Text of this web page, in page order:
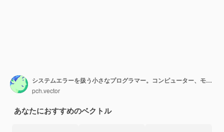
システムエラーを扱う小さなプログラマー。コンピューター、モニター、インターネットフラットベクトルイラスト。プログラミング、IT、デジタル技術の概念モバイルアプリテンプレート
pch.vector
あなたにおすすめのベクトル